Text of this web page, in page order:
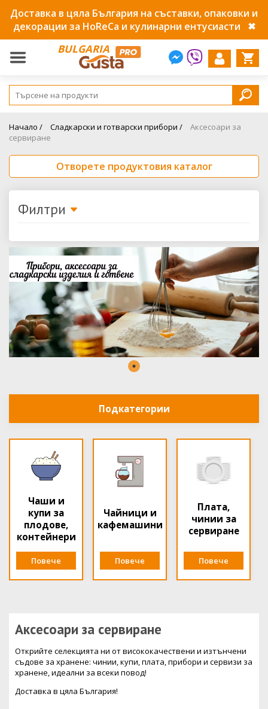
Доставка в цяла България на съставки, опаковки и
декорации за HoReCa и кулинарни ентусиасти
✖
BULGARIA
Начало / Сладкарски и готварски прибори /
Аксесоари за
сервиране
Отворете продуктовия каталог
Филтри
Подкатегории
Чаши и
купи за
плодове,
контейнери
Повече
Чайници и
кафемашини
Повече
Плата,
чинии за
сервиране
Повече
Аксесоари за сервиране
Открийте селекцията ни от висококачествени и изтънчени
съдове за хранене: чинии, купи, плата, прибори и сервизи за
хранене, идеални за всеки повод!
Доставка в цяла България!